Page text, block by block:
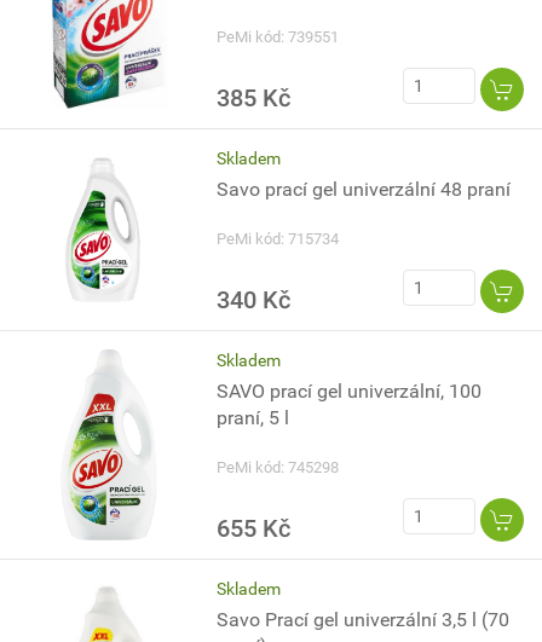
PeMi kód: 739551
385 Kč
Skladem
Savo prací gel univerzální 48 praní
PeMi kód: 715734
340 Kč
Skladem
SAVO prací gel univerzální, 100
praní, 5 l
PeMi kód: 745298
655 Kč
Skladem
Savo Prací gel univerzální 3,5 l (70